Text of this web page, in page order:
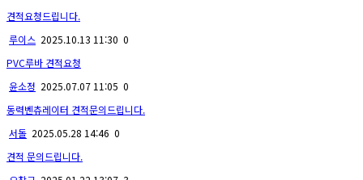
견적요청드립니다.
루이스 2025.10.13 11:30 0
PVC루바 견적요청
윤소정 2025.07.07 11:05 0
동력벤츄레이터 견적문의드립니다.
서돌 2025.05.28 14:46 0
견적 문의드립니다.